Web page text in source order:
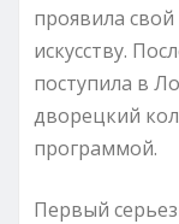
проявила
искусству.
поступила в
дворецкий
программой.
Первый